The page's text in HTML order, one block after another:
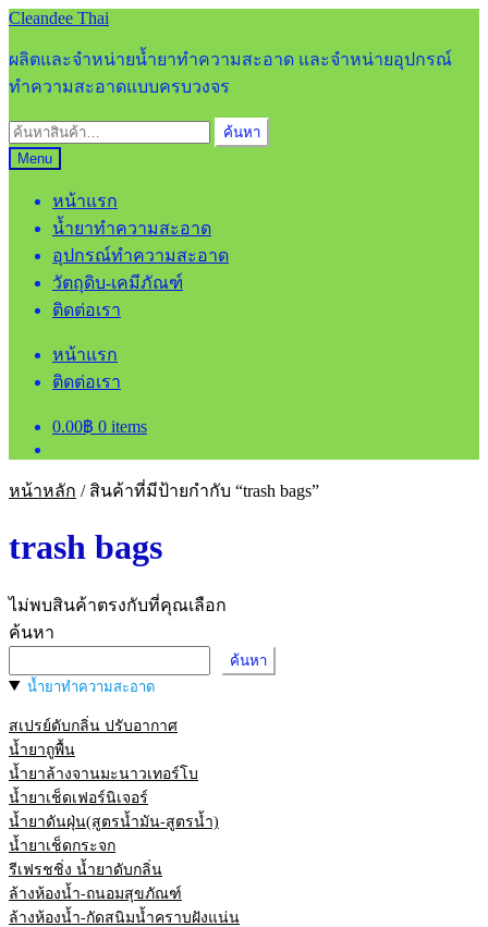
Skip
navigation
Skip
content
Cleandee Thai
ผลิตและจำหน่ายน้ำยาทำความสะอาด และจำหน่ายอุปกรณ์
ทำความสะอาดแบบครบวงจร
ค้นหา:
ค้นหา
Menu
หน้าแรก
น้ำยาทำความสะอาด
อุปกรณ์ทำความสะอาด
วัตถุดิบ-เคมีภัณฑ์
ติดต่อเรา
หน้าแรก
ติดต่อเรา
0.00฿ 0 items
หน้าหลัก / สินค้าที่มีป้ายกำกับ “trash bags”
trash bags
ไม่พบสินค้าตรงกับที่คุณเลือก
ค้นหา
ค้นหา
น้ำยาทำความสะอาด
สเปรย์ดับกลิ่น ปรับอากาศ
น้ำยาถูพื้น
น้ำยาล้างจานมะนาวเทอร์โบ
น้ำยาเช็ดเฟอร์นิเจอร์
น้ำยาดันฝุ่น(สูตรน้ำมัน-สูตรน้ำ)
น้ำยาเช็ดกระจก
รีเฟรชชิ่ง น้ำยาดับกลิ่น
ล้างห้องน้ำ-ถนอมสุขภัณฑ์
ล้างห้องน้ำ-กัดสนิมน้ำคราบฝังแน่น